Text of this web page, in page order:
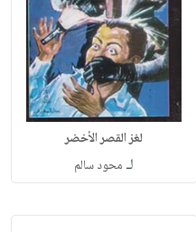
لغز القصر الأخضر
لـ محود سالم